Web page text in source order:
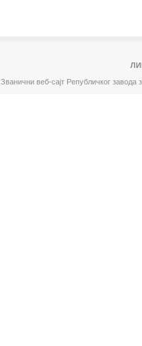
Званични веб-сајт Републичког